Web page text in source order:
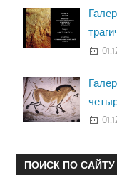
ПОИСК ПО САЙТУ